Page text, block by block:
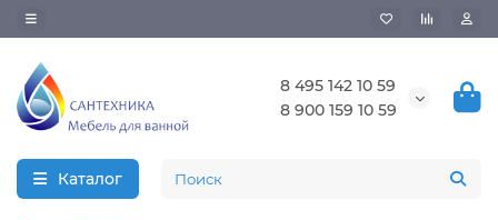
8 495 142 10 59
8 900 159 10 59
Каталог